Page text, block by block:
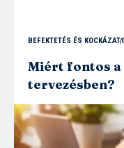
BEFEKTETÉS ÉS KOCKÁZAT
Miért fontos a
tervezésben?